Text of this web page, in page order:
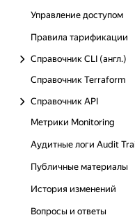
Управление доступом
Правила тарификации
Справочник CLI (англ.)
Справочник Terraform
Справочник API
Метрики Monitoring
Аудитные логи Audit
Публичные материалы
История изменений
Вопросы и ответы